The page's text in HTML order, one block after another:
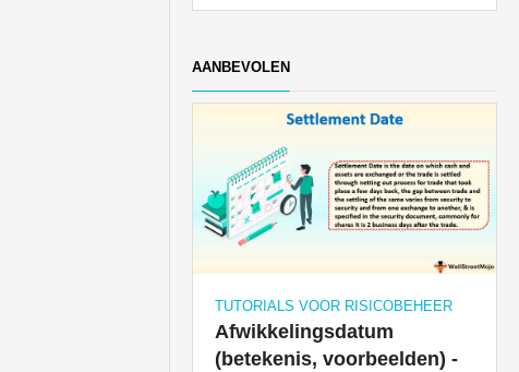
AANBEVOLEN
TUTORIALS VOOR RISICOBEHEER
Afwikkelingsdatum
(betekenis, voorbeelden) -